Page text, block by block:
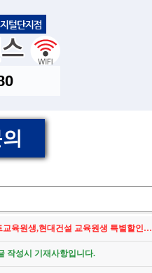
교육원생,현대건설 교육원생 특별할인…
작성시 기재사항입니다.